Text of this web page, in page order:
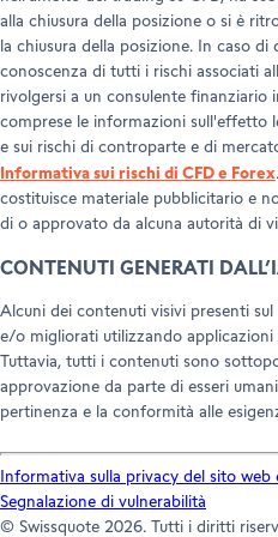
alla chiusura della posizione o si è
la chiusura della posizione. In caso di
conoscenza di tutti i rischi associati
rivolgersi a un consulente finanziario
comprese le informazioni sull'effetto
e sui rischi di controparte e di
Informativa sui rischi di CFD e Forex
costituisce materiale pubblicitario e
di o approvato da alcuna autorità di
CONTENUTI GENERATI
Alcuni dei contenuti visivi presenti
e/o migliorati utilizzando
Tuttavia, tutti i contenuti sono
approvazione da parte di esseri
pertinenza e la conformità alle
Informativa sulla privacy del sito web
Segnalazione di vulnerabilità
© Swissquote 2026. Tutti i diritti